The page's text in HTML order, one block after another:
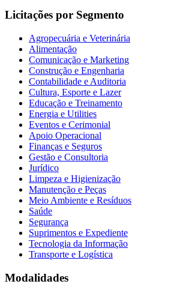
Licitações por Segmento
Agropecuária e Veterinária
Alimentação
Comunicação e Marketing
Construção e Engenharia
Contabilidade e Auditoria
Cultura, Esporte e Lazer
Educação e Treinamento
Energia e Utilities
Eventos e Cerimonial
Apoio Operacional
Finanças e Seguros
Gestão e Consultoria
Jurídico
Limpeza e Higienização
Manutenção e Peças
Meio Ambiente e Resíduos
Saúde
Segurança
Suprimentos e Expediente
Tecnologia da Informação
Transporte e Logística
Modalidades